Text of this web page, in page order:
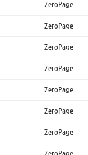
ZeroPage
ZeroPage
ZeroPage
ZeroPage
ZeroPage
ZeroPage
ZeroPage